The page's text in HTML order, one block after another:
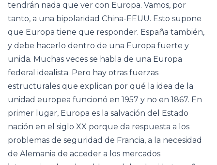
tendrán nada que ver con Europa. Vamos, por
tanto, a una bipolaridad China-EEUU. Esto supone
que Europa tiene que responder. España también,
y debe hacerlo dentro de una Europa fuerte y
unida. Muchas veces se habla de una Europa
federal idealista. Pero hay otras fuerzas
estructurales que explican por qué la idea de la
unidad europea funcionó en 1957 y no en 1867. En
primer lugar, Europa es la salvación del Estado
nación en el siglo XX porque da respuesta a los
problemas de seguridad de Francia, a la necesidad
de Alemania de acceder a los mercados